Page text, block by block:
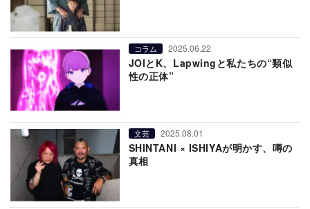
コラム 2025.06.22
JOIとK、Lapwingと私たちの“類似
性の正体”
文芸 2025.08.01
SHINTANI × ISHIYAが明かす、噂の
真相